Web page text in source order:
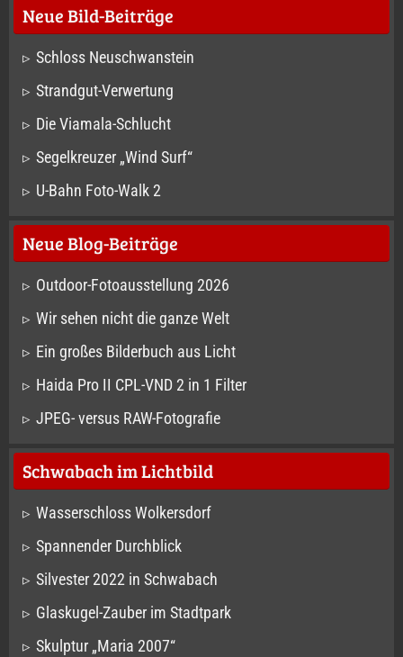
Neue Bild-Beiträge
Schloss Neuschwanstein
Strandgut-Verwertung
Die Viamala-Schlucht
Segelkreuzer „Wind Surf“
U-Bahn Foto-Walk 2
Neue Blog-Beiträge
Outdoor-Fotoausstellung 2026
Wir sehen nicht die ganze Welt
Ein großes Bilderbuch aus Licht
Haida Pro II CPL-VND 2 in 1 Filter
JPEG- versus RAW-Fotografie
Schwabach im Lichtbild
Wasserschloss Wolkersdorf
Spannender Durchblick
Silvester 2022 in Schwabach
Glaskugel-Zauber im Stadtpark
Skulptur „Maria 2007“